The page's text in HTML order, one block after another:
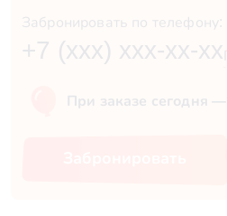
Забронировать по телефону:
+7 (xxx) xxx-xx-xx
При заказе сегодня —